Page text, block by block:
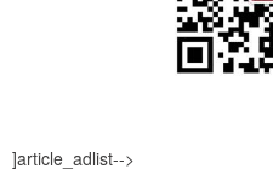
]article_adlist-->